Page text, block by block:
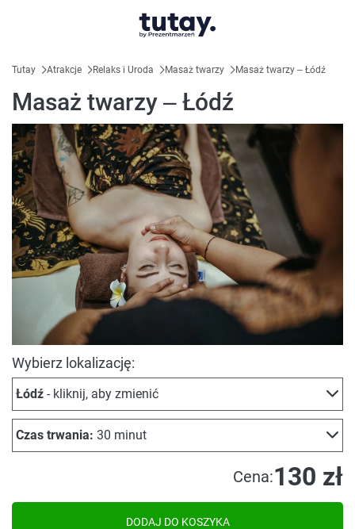
Tutay Atrakcje Relaks i Uroda Masaż twarzy Masaż twarzy – Łódź
Masaż twarzy – Łódź
Wybierz lokalizację:
Łódź - kliknij, aby zmienić
Czas trwania: 30 minut
Cena:130 zł
DODAJ DO KOSZYKA